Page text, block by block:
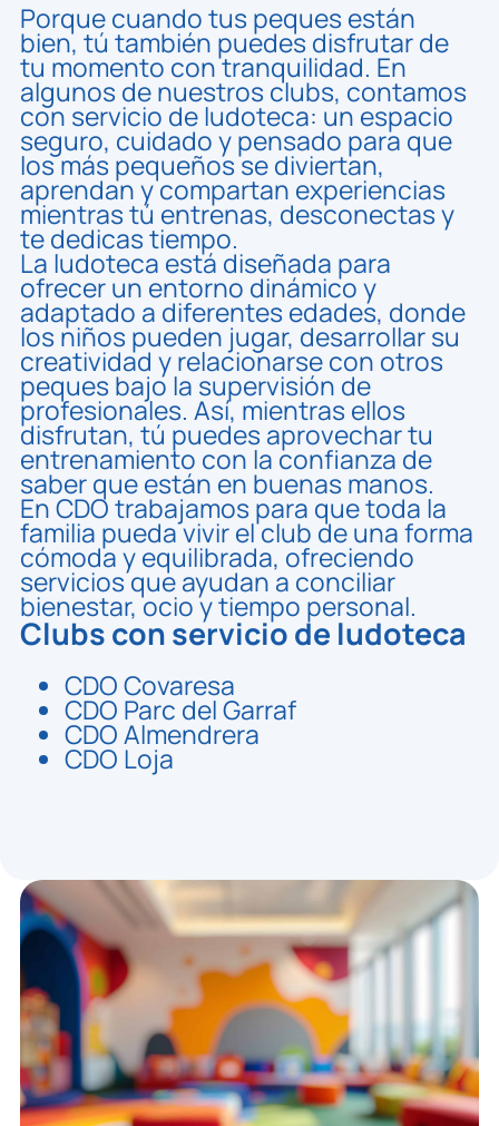
Porque cuando tus peques están
bien, tú también puedes disfrutar de
tu momento con tranquilidad. En
algunos de nuestros clubs, contamos
con servicio de ludoteca: un espacio
seguro, cuidado y pensado para que
los más pequeños se diviertan,
aprendan y compartan experiencias
mientras tú entrenas, desconectas y
te dedicas tiempo.
La ludoteca está diseñada para
ofrecer un entorno dinámico y
adaptado a diferentes edades, donde
los niños pueden jugar, desarrollar su
creatividad y relacionarse con otros
peques bajo la supervisión de
profesionales. Así, mientras ellos
disfrutan, tú puedes aprovechar tu
entrenamiento con la confianza de
saber que están en buenas manos.
En CDO trabajamos para que toda la
familia pueda vivir el club de una forma
cómoda y equilibrada, ofreciendo
servicios que ayudan a conciliar
bienestar, ocio y tiempo personal.
Clubs con servicio de ludoteca
CDO Covaresa
CDO Parc del Garraf
CDO Almendrera
CDO Loja